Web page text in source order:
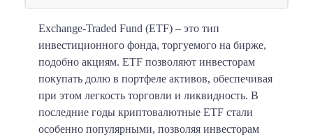
Exchange-Traded Fund (ETF) – это тип
инвестиционного фонда, торгуемого на бирже,
подобно акциям. ETF позволяют инвесторам
покупать долю в портфеле активов, обеспечивая
при этом легкость торговли и ликвидность. В
последние годы криптовалютные ETF стали
особенно популярными, позволяя инвесторам